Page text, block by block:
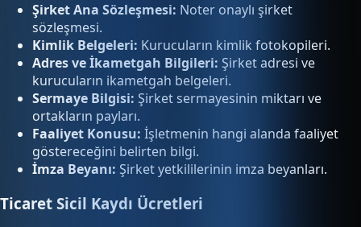
Şirket Ana Sözleşmesi: Noter onaylı şirket
sözleşmesi.
Kimlik Belgeleri: Kurucuların kimlik fotokopileri.
Adres ve İkametgah Bilgileri: Şirket adresi ve
kurucuların ikametgah belgeleri.
Sermaye Bilgisi: Şirket sermayesinin miktarı ve
ortakların payları.
Faaliyet Konusu: İşletmenin hangi alanda faaliyet
göstereceğini belirten bilgi.
İmza Beyanı: Şirket yetkililerinin imza beyanları.
Ticaret Sicil Kaydı Ücretleri